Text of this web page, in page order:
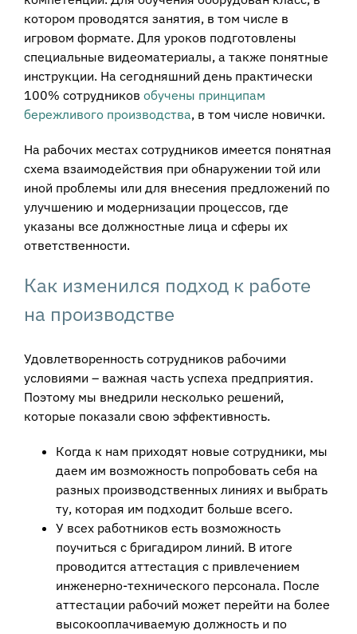
котором проводятся занятия, в том числе в
игровом формате. Для уроков подготовлены
специальные видеоматериалы, а также понятные
инструкции. На сегодняшний день практически
100% сотрудников обучены принципам
бережливого производства, в том числе новички.
На рабочих местах сотрудников имеется понятная
схема взаимодействия при обнаружении той или
иной проблемы или для внесения предложений по
улучшению и модернизации процессов, где
указаны все должностные лица и сферы их
ответственности.
Как изменился подход к работе
на производстве
Удовлетворенность сотрудников рабочими
условиями – важная часть успеха предприятия.
Поэтому мы внедрили несколько решений,
которые показали свою эффективность.
Когда к нам приходят новые сотрудники, мы
даем им возможность попробовать себя на
разных производственных линиях и выбрать
ту, которая им подходит больше всего.
У всех работников есть возможность
поучиться с бригадиром линий. В итоге
проводится аттестация с привлечением
инженерно-технического персонала. После
аттестации рабочий может перейти на более
высокооплачиваемую должность и по